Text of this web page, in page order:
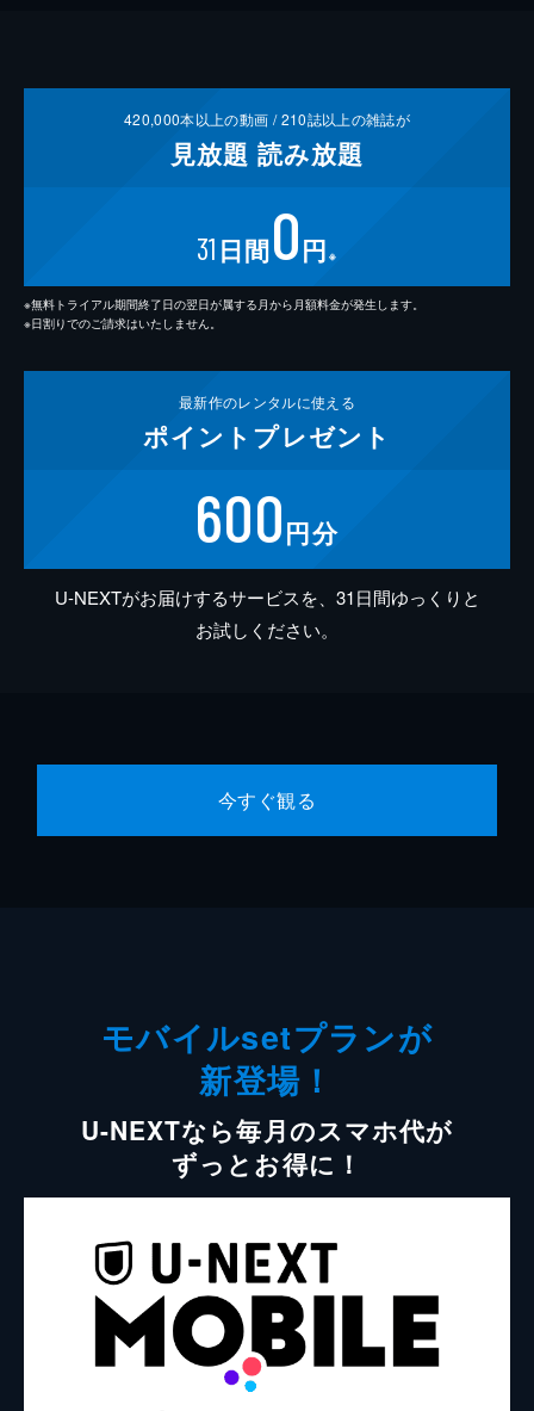
420,000本以上の動画 /210誌以上の雑誌が
見放題 読み放題
31 日間0円 ※
※無料トライアル期間終了日の翌日が属する月から月額料金が発生します。
※日割りでのご請求はいたしません。
最新作のレンタルに使える
ポイント プレゼント
600円分
U-NEXTがお届けするサービスを、31日間ゆっくりと
お試しください。
今すぐ観る
モバイルsetプランが
新登場！
U-NEXTなら毎月のスマホ代が
ずっとお得に！